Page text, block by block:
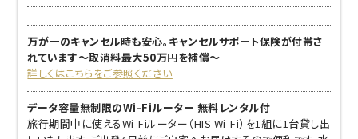
万が一のキャンセル時も安心。キャンセルサポート保険が付帯さ
れています～取消料最大50万円を補償～
詳しくはこちらをご参照ください
データ容量無制限のWi-Fiルーター 無料レンタル付
旅行期間中に使えるWi-Fiルーター（HIS Wi-Fi）を1組に1台貸し出